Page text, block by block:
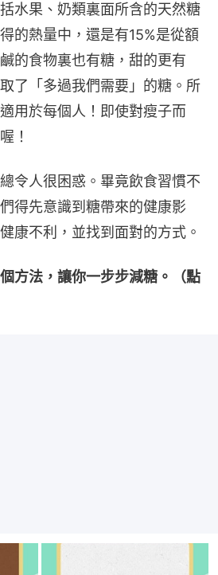
水果、奶類裏面所含的天然糖
的熱量中，還是有15%是從額
的食物裏也有糖，甜的更有
了「多過我們需要」的糖。所
用於每個人！即使對瘦子而
！
令人很困惑。畢竟飲食習慣不
得先意識到糖帶來的健康影
康不利，並找到面對的方式。
方法，讓你一步步減糖。（點